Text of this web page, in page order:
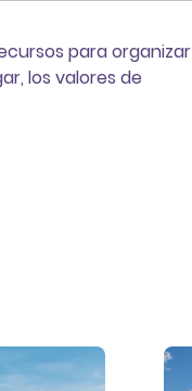
para organizar
los valores de